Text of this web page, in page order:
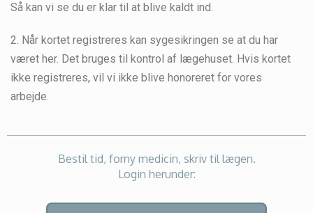
Så kan vi se du er klar til at blive kaldt ind.
2. Når kortet registreres kan sygesikringen se at du har
været her. Det bruges til kontrol af lægehuset. Hvis kortet
ikke registreres, vil vi ikke blive honoreret for vores
arbejde.
Bestil tid, forny medicin, skriv til lægen.
Login herunder: